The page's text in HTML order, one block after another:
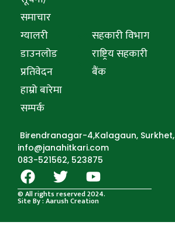
समाचार
ग्यालरी
डाउनलोड
प्रतिवेदन
हाम्रो बारेमा
सम्पर्क
सहकारी विभाग
राष्ट्रिय सहकारी
बैंक
Birendranagar-4,Kalagaun, Surkhet,
info@janahitkari.com
083-521562, 523875
© All rights reserved 2024.
Site By : Aarush Creation